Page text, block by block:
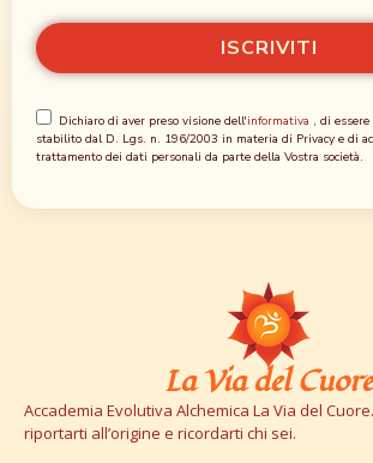
Dichiaro di aver preso visione dell'informativa , di essere
stabilito dal D. Lgs. n. 196/2003 in materia di Privacy e di
trattamento dei dati personali da parte della Vostra società.
La Via del Cuore
Accademia Evolutiva Alchemica La Via del
riportarti all’origine e ricordarti chi sei.